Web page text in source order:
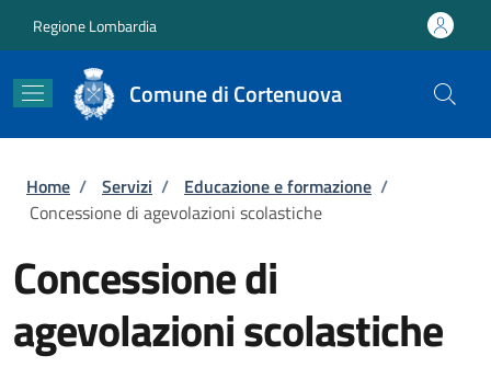
Regione Lombardia
Comune di Cortenuova
Briciole di pane
Home / Servizi / Educazione e formazione /
Concessione di agevolazioni scolastiche
Concessione di
agevolazioni scolastiche